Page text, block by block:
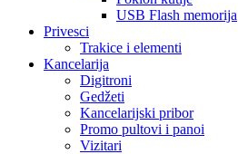
USB Flash memorija
Privesci
Trakice i elementi
Kancelarija
Digitroni
Gedžeti
Kancelarijski pribor
Promo pultovi i panoi
Vizitari